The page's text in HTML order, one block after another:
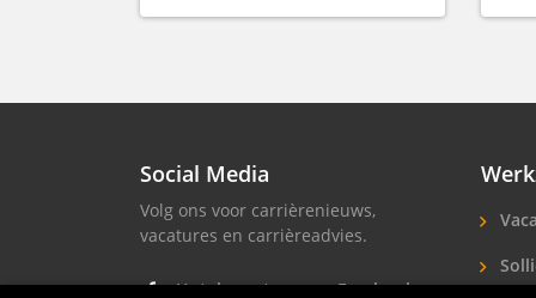
Social Media
Volg ons voor carrièrenieuws,
vacatures en carrièreadvies.
Hotel vacatures op Facebook